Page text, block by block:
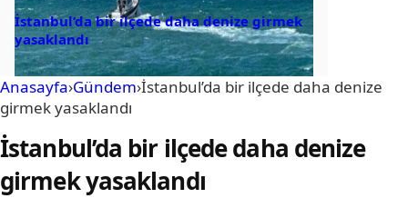
İstanbul’da bir ilçede daha denize girmek
yasaklandı
Anasayfa›Gündem›İstanbul’da bir ilçede daha denize
girmek yasaklandı
İstanbul’da bir ilçede daha denize
girmek yasaklandı